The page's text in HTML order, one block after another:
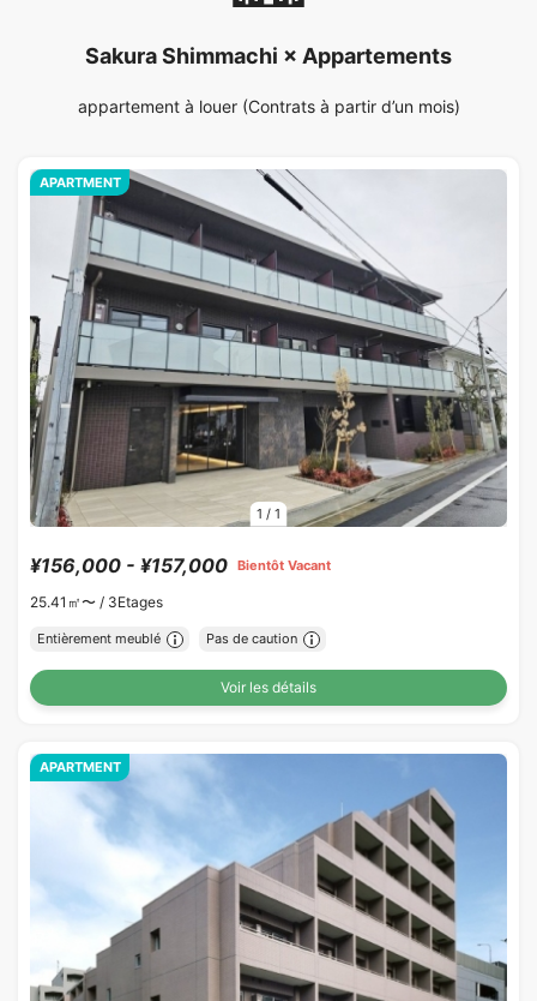
Sakura Shimmachi × Appartements
appartement à louer (Contrats à partir d’un mois)
1 / 1
APARTMENT
¥156,000 - ¥157,000 Bientôt Vacant
25.41㎡〜 / 3Etages
Entièrement meublé Pas de caution
Voir les détails
APARTMENT